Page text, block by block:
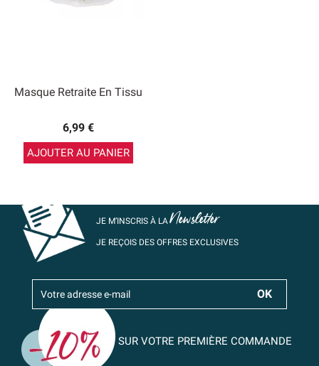
Masque Retraite En Tissu
6,99 €
AJOUTER AU PANIER
JE M’INSCRIS À LANewsletter
JE REÇOIS DES OFFRES EXCLUSIVES
SUR VOTRE PREMIÈRE COMMANDE